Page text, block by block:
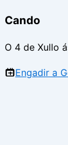
Cando
O 4 de Xullo
Engadir a